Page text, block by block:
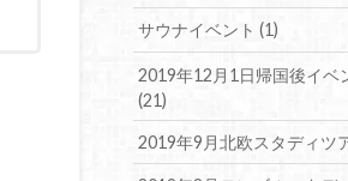
サウナイベント(1)
2019年12月1日帰国後イベ
(21)
2019年9月北欧スタディツ